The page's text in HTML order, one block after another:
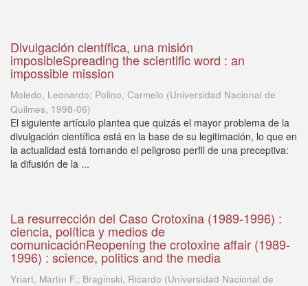
Divulgación científica, una misión
imposibleSpreading the scientific word : an
impossible mission
Moledo, Leonardo; Polino, Carmelo (Universidad Nacional de
Quilmes, 1998-06)
El siguiente artículo plantea que quizás el mayor problema de la
divulgación científica está en la base de su legitimación, lo que en
la actualidad está tomando el peligroso perfil de una preceptiva:
la difusión de la ...
La resurrección del Caso Crotoxina (1989-1996) :
ciencia, política y medios de
comunicaciónReopening the crotoxine affair (1989-
1996) : science, politics and the media
Yriart, Martín F.; Braginski, Ricardo (Universidad Nacional de